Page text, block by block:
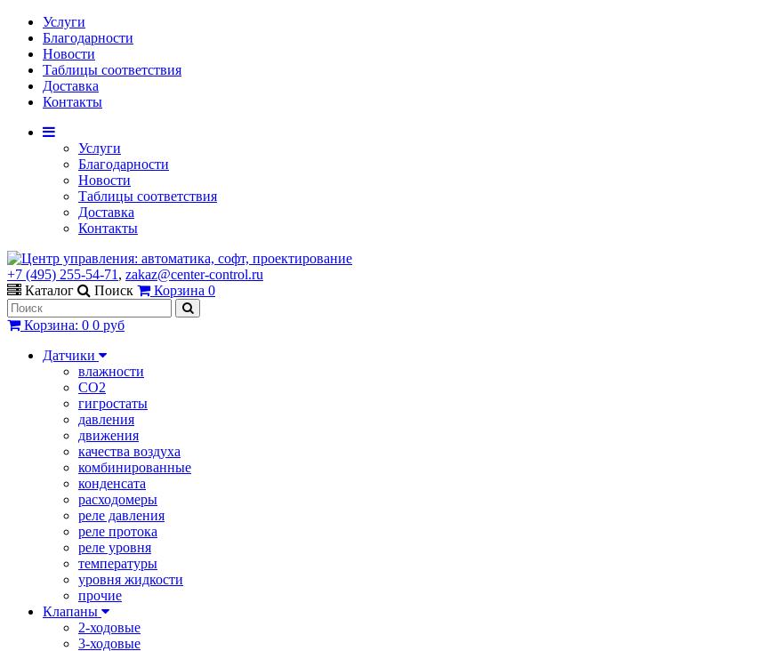
Услуги
Благодарности
Новости
Таблицы соответствия
Доставка
Контакты
Услуги
Благодарности
Новости
Таблицы соответствия
Доставка
Контакты
+7 (495) 255-54-71 , zakaz@center-control.ru
Каталог
Поиск Корзина 0
Корзина: 0 0 руб
Датчики
влажности
CO2
гигростаты
давления
движения
качества воздуха
комбинированные
конденсата
расходомеры
реле давления
реле протока
реле уровня
температуры
уровня жидкости
прочие
Клапаны
2-ходовые
3-ходовые